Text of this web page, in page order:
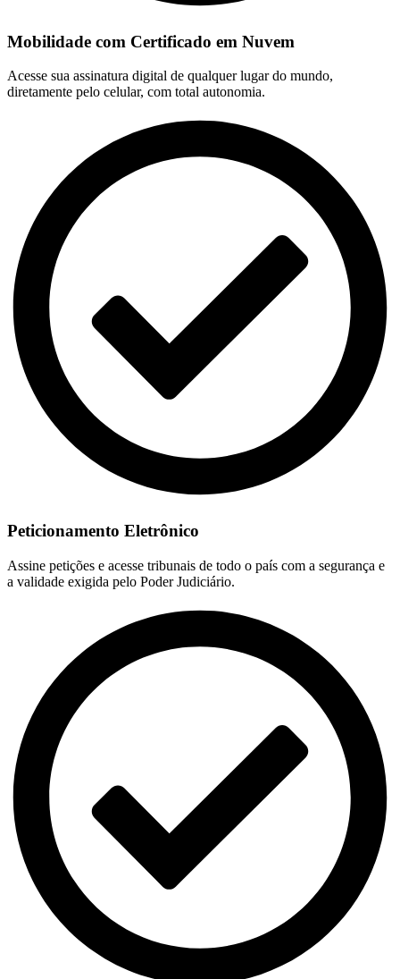
Mobilidade com Certificado em Nuvem
Acesse sua assinatura digital de qualquer lugar do mundo,
diretamente pelo celular, com total autonomia.
Peticionamento Eletrônico
Assine petições e acesse tribunais de todo o país com a segurança e
a validade exigida pelo Poder Judiciário.